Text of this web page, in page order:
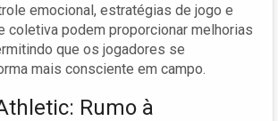
emocional, estratégias de jogo e
coletiva podem proporcionar melhorias
que os jogadores se
mais consciente em campo.
Rumo à